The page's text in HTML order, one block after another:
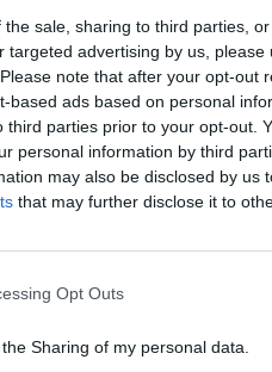
the sale, sharing to third parties,
targeted advertising by us,
note that after your opt-out
based ads based on personal
third parties prior to your opt-out.
personal information by third
may also be disclosed by us
that may further disclose it to
Opt Outs
Sharing of my personal data.